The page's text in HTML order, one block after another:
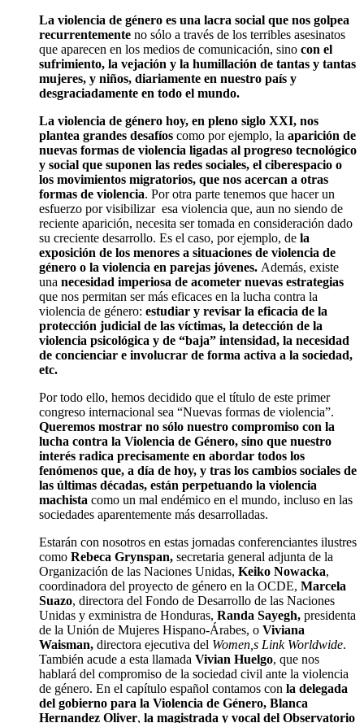
La violencia de género es una lacra social que nos golpea
recurrentemente no sólo a través de los terribles asesinatos
que aparecen en los medios de comunicación, sino con el
sufrimiento, la vejación y la humillación de tantas y tantas
mujeres, y niños, diariamente en nuestro país y
desgraciadamente en todo el mundo.
La violencia de género hoy, en pleno siglo XXI, nos
plantea grandes desafíos como por ejemplo, la aparición de
nuevas formas de violencia ligadas al progreso tecnológico
y social que suponen las redes sociales, el ciberespacio o
los movimientos migratorios, que nos acercan a otras
formas de violencia. Por otra parte tenemos que hacer un
esfuerzo por visibilizar esa violencia que, aun no siendo de
reciente aparición, necesita ser tomada en consideración dado
su creciente desarrollo. Es el caso, por ejemplo, de la
exposición de los menores a situaciones de violencia de
género o la violencia en parejas jóvenes. Además, existe
una necesidad imperiosa de acometer nuevas estrategias
que nos permitan ser más eficaces en la lucha contra la
violencia de género: estudiar y revisar la eficacia de la
protección judicial de las víctimas, la detección de la
violencia psicológica y de “baja” intensidad, la necesidad
de concienciar e involucrar de forma activa a la sociedad,
etc.
Por todo ello, hemos decidido que el título de este primer
congreso internacional sea “Nuevas formas de violencia”.
Queremos mostrar no sólo nuestro compromiso con la
lucha contra la Violencia de Género, sino que nuestro
interés radica precisamente en abordar todos los
fenómenos que, a día de hoy, y tras los cambios sociales de
las últimas décadas, están perpetuando la violencia
machista como un mal endémico en el mundo, incluso en las
sociedades aparentemente más desarrolladas.
Estarán con nosotros en estas jornadas conferenciantes ilustres
como Rebeca Grynspan, secretaria general adjunta de la
Organización de las Naciones Unidas, Keiko Nowacka,
coordinadora del proyecto de género en la OCDE, Marcela
Suazo, directora del Fondo de Desarrollo de las Naciones
Unidas y exministra de Honduras, Randa Sayegh, presidenta
de la Unión de Mujeres Hispano-Árabes, o Viviana
Waisman, directora ejecutiva del Women,s Link Worldwide.
También acude a esta llamada Vivian Huelgo, que nos
hablará del compromiso de la sociedad civil ante la violencia
de género. En el capítulo español contamos con la delegada
del gobierno para la Violencia de Género, Blanca
Hernandez Oliver, la magistrada y vocal del Observatorio